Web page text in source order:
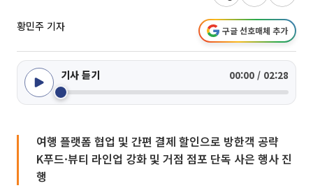
황민주 기자 구글 선호매체 추가
기사 듣기 00:00 / 02:28
여행 플랫폼 협업 및 간편 결제 할인으로 방한객 공략
K푸드·뷰티 라인업 강화 및 거점 점포 단독 사은 행사 진
행